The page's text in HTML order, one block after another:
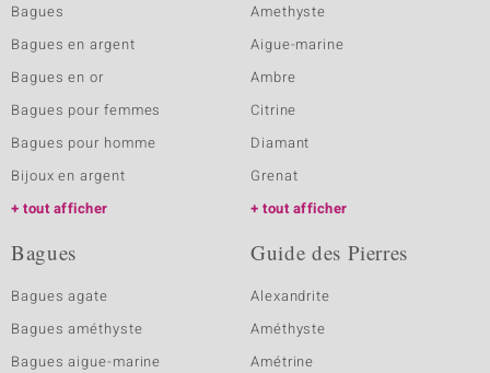
Bagues
Bagues en argent
Bagues en or
Bagues pour femmes
Bagues pour homme
Bijoux en argent
tout afficher
Amethyste
Aigue-marine
Ambre
Citrine
Diamant
Grenat
tout afficher
Bagues
Bagues agate
Bagues améthyste
Bagues aigue-marine
Guide des Pierres
Alexandrite
Améthyste
Amétrine